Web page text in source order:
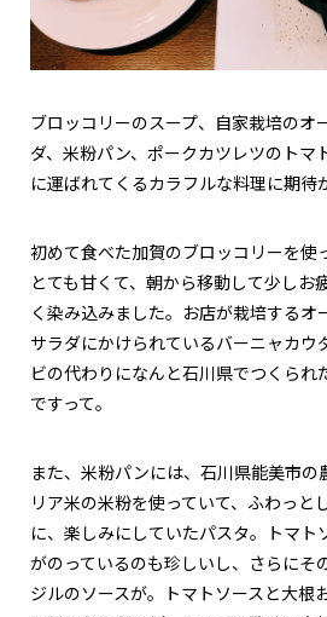
ブロッコリーのスープ、自家栽培のオ
ダ、米粉パン、ポークカツレツのトマ
に運ばれてくるカラフルな料理に期待
初めて食べた加賀のブロッコリーを使
とても甘くて、朝から移動して少しお
く染み込みました。お店が栽培するオ
サラダにかけられているバーニャカウ
ビの代わりになんと石川県でつくられ
ですって。
また、米粉パンには、石川県能美市の
リア米の米粉を使っていて、ふわっと
に、楽しみにしていたパスタ。トマト
がのっているのも珍しいし、さらにそ
ジルのソースが。トマトソースと大根